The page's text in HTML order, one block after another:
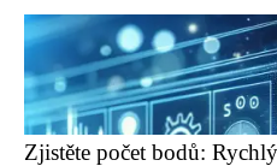
Zjistěte počet bodů: